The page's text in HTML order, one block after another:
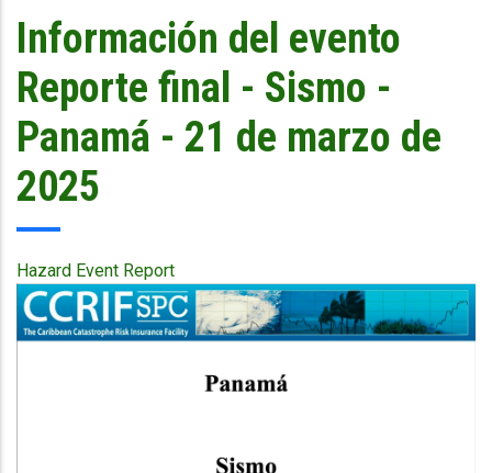
Información del evento
Reporte final - Sismo -
Panamá - 21 de marzo de
2025
Hazard Event Report
Publication
Cover